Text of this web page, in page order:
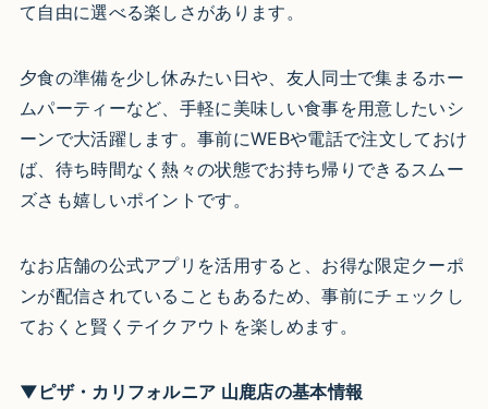
て自由に選べる楽しさがあります。
夕食の準備を少し休みたい日や、友人同士で集まるホー
ムパーティーなど、手軽に美味しい食事を用意したいシ
ーンで大活躍します。事前にWEBや電話で注文しておけ
ば、待ち時間なく熱々の状態でお持ち帰りできるスムー
ズさも嬉しいポイントです。
なお店舗の公式アプリを活用すると、お得な限定クーポ
ンが配信されていることもあるため、事前にチェックし
ておくと賢くテイクアウトを楽しめます。
▼ピザ・カリフォルニア 山鹿店の基本情報